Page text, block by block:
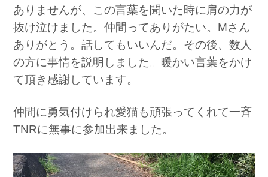
ありませんが、この言葉を聞いた時に肩の力が
抜け泣けました。仲間ってありがたい。Mさん
ありがとう。話してもいいんだ。その後、数人
の方に事情を説明しました。暖かい言葉をかけ
て頂き感謝しています。
仲間に勇気付けられ愛猫も頑張ってくれて一斉
TNRに無事に参加出来ました。